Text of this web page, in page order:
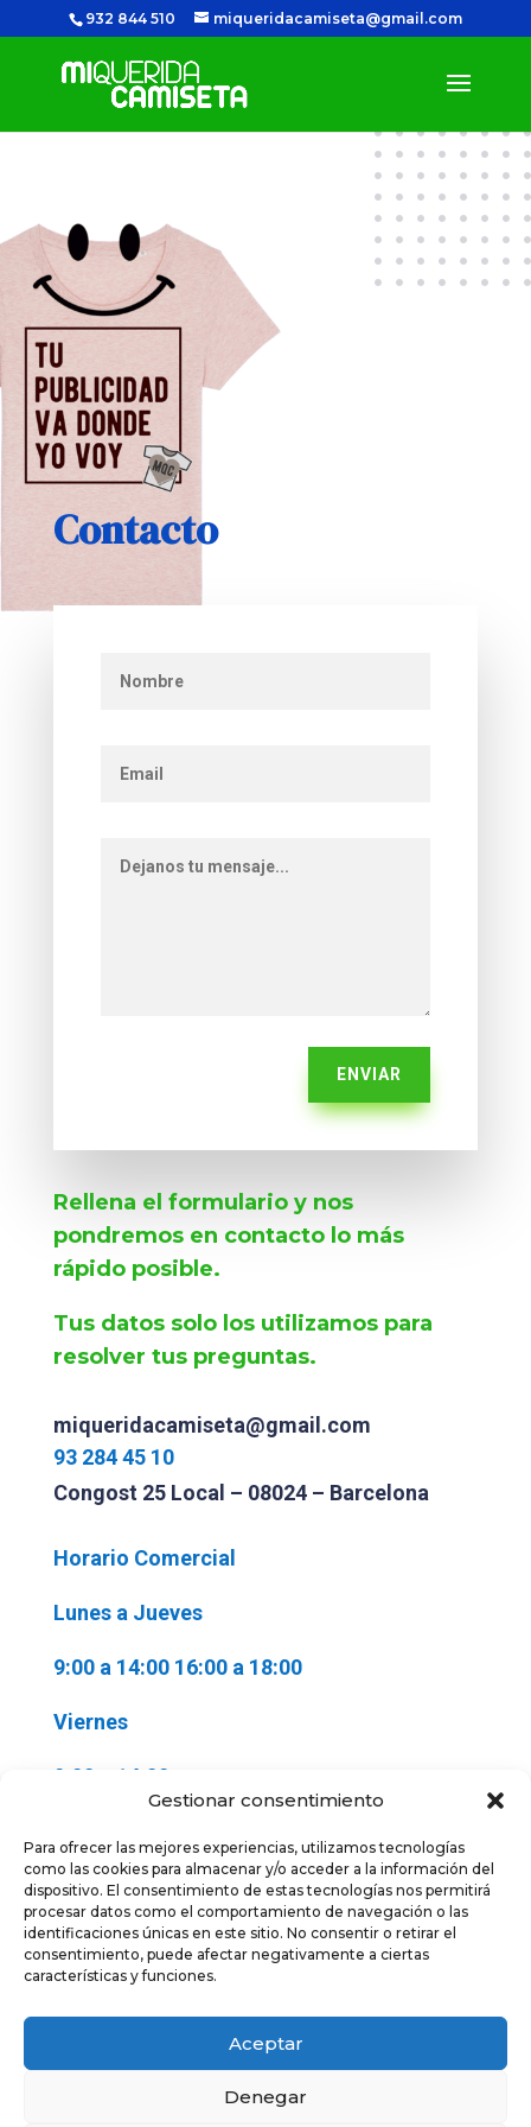
Gestionar consentimiento
Para ofrecer las mejores experiencias, utilizamos tecnologías
como las cookies para almacenar y/o acceder a la información del
dispositivo. El consentimiento de estas tecnologías nos permitirá
procesar datos como el comportamiento de navegación o las
identificaciones únicas en este sitio. No consentir o retirar el
consentimiento, puede afectar negativamente a ciertas
características y funciones.
Aceptar
Denegar
932 844 510 miqueridacamiseta@gmail.com
Contacto
ENVIAR
Rellena el formulario y nos
pondremos en contacto lo más
rápido posible.
Tus datos solo los utilizamos para
resolver tus preguntas.
miqueridacamiseta@gmail.com
93 284 45 10
Congost 25 Local – 08024 – Barcelona
Horario Comercial
Lunes a Jueves
9:00 a 14:00 16:00 a 18:00
Viernes
9:00 a 14:00